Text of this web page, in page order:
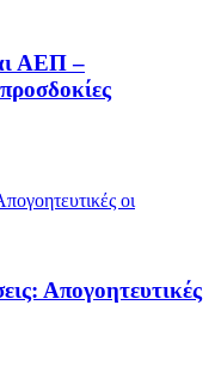
ΑΕΠ –
Απογοητευτικές